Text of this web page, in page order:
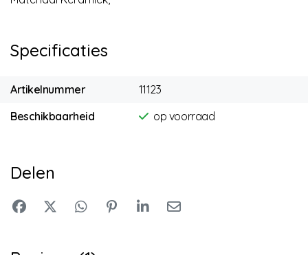
Specificaties
Artikelnummer
11123
Beschikbaarheid
op voorraad
Delen